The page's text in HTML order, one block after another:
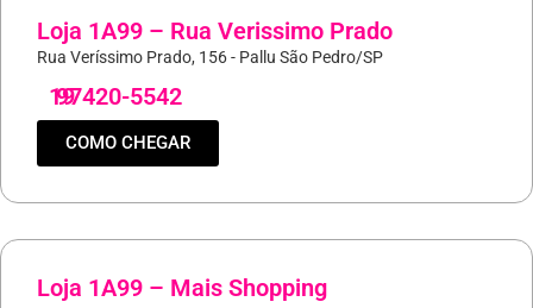
Loja 1A99 – Rua Verissimo Prado
Rua Veríssimo Prado, 156 - Pallu São Pedro/SP
19
97420-5542
COMO CHEGAR
Loja 1A99 – Mais Shopping